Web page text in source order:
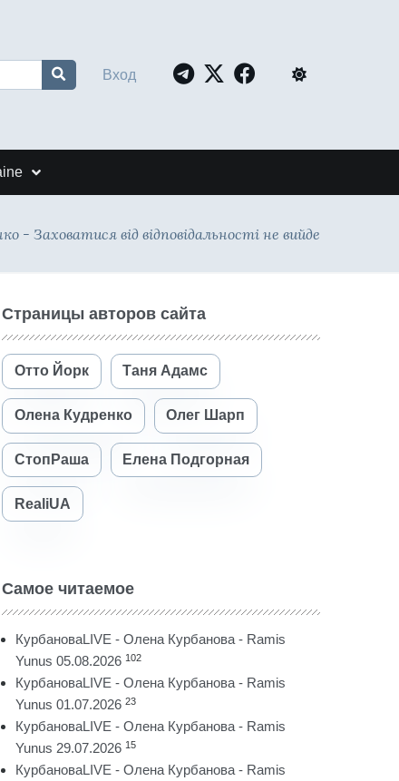
Вход
- Заховатися від відповідальності не вийде
Страницы авторов сайта
Отто Йорк Таня Адамс
Олена Кудренко Олег Шарп
СтопРаша Елена Подгорная
RealiUA
Самое читаемое
КурбановаLIVE - Олена Курбанова - Ramis
Yunus 05.08.2026 102
КурбановаLIVE - Олена Курбанова - Ramis
Yunus 01.07.2026 23
КурбановаLIVE - Олена Курбанова - Ramis
Yunus 29.07.2026 15
КурбановаLIVE - Олена Курбанова - Ramis